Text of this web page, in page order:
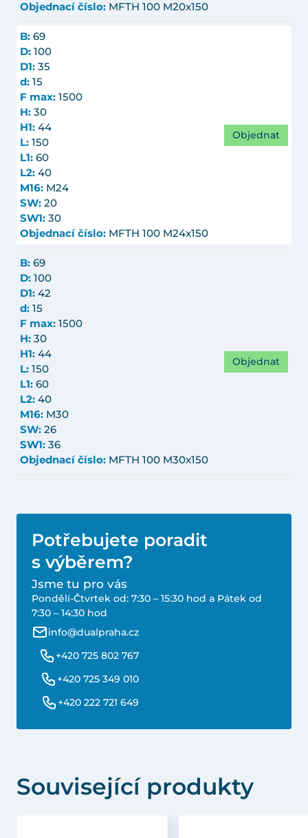
Objednací číslo: MFTH 100 M20x150
B: 69
D: 100
D1: 35
d: 15
F max: 1500
H: 30
H1: 44
L: 150
L1: 60
L2: 40
M16: M24
SW: 20
SW1: 30
Objednací číslo: MFTH 100 M24x150
Objednat
B: 69
D: 100
D1: 42
d: 15
F max: 1500
H: 30
H1: 44
L: 150
L1: 60
L2: 40
M16: M30
SW: 26
SW1: 36
Objednací číslo: MFTH 100 M30x150
Objednat
Potřebujete poradit
s výběrem?
Jsme tu pro vás
Pondělí-Čtvrtek od: 7:30 – 15:30 hod a Pátek od
7:30 – 14:30 hod
info@dualpraha.cz
+420 725 802 767
+420 725 349 010
+420 222 721 649
Související produkty